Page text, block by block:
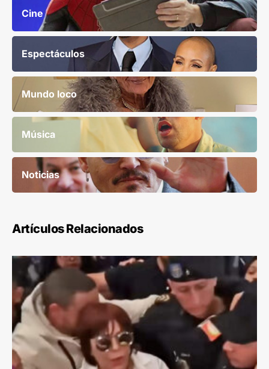
Cine
Espectáculos
Mundo loco
Música
Noticias
Artículos Relacionados